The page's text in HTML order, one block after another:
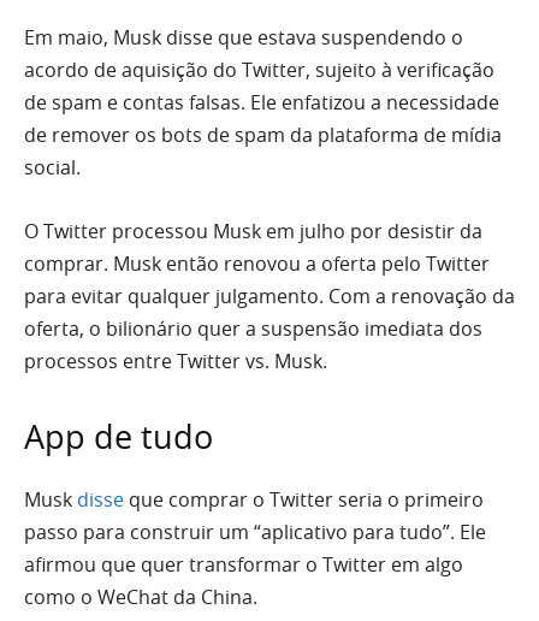
Em maio, Musk disse que estava suspendendo o
acordo de aquisição do Twitter, sujeito à verificação
de spam e contas falsas. Ele enfatizou a necessidade
de remover os bots de spam da plataforma de mídia
social.
O Twitter processou Musk em julho por desistir da
comprar. Musk então renovou a oferta pelo Twitter
para evitar qualquer julgamento. Com a renovação da
oferta, o bilionário quer a suspensão imediata dos
processos entre Twitter vs. Musk.
App de tudo
Musk disse que comprar o Twitter seria o primeiro
passo para construir um “aplicativo para tudo”. Ele
afirmou que quer transformar o Twitter em algo
como o WeChat da China.